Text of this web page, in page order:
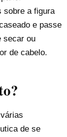
sobre a figura
e passe
secar ou
de cabelo.
de se